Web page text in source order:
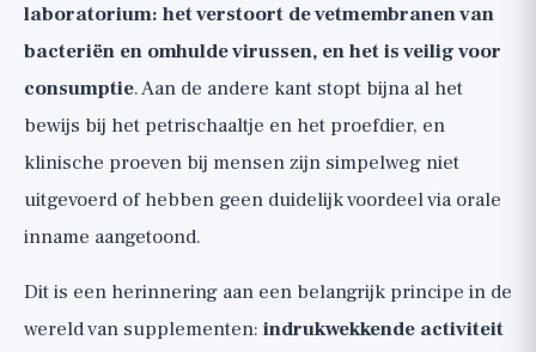
laboratorium: het verstoort de vetmembranen van
bacteriën en omhulde virussen, en het is veilig voor
consumptie. Aan de andere kant stopt bijna al het
bewijs bij het petrischaaltje en het proefdier, en
klinische proeven bij mensen zijn simpelweg niet
uitgevoerd of hebben geen duidelijk voordeel via orale
inname aangetoond.
Dit is een herinnering aan een belangrijk principe in de
wereld van supplementen: indrukwekkende activiteit